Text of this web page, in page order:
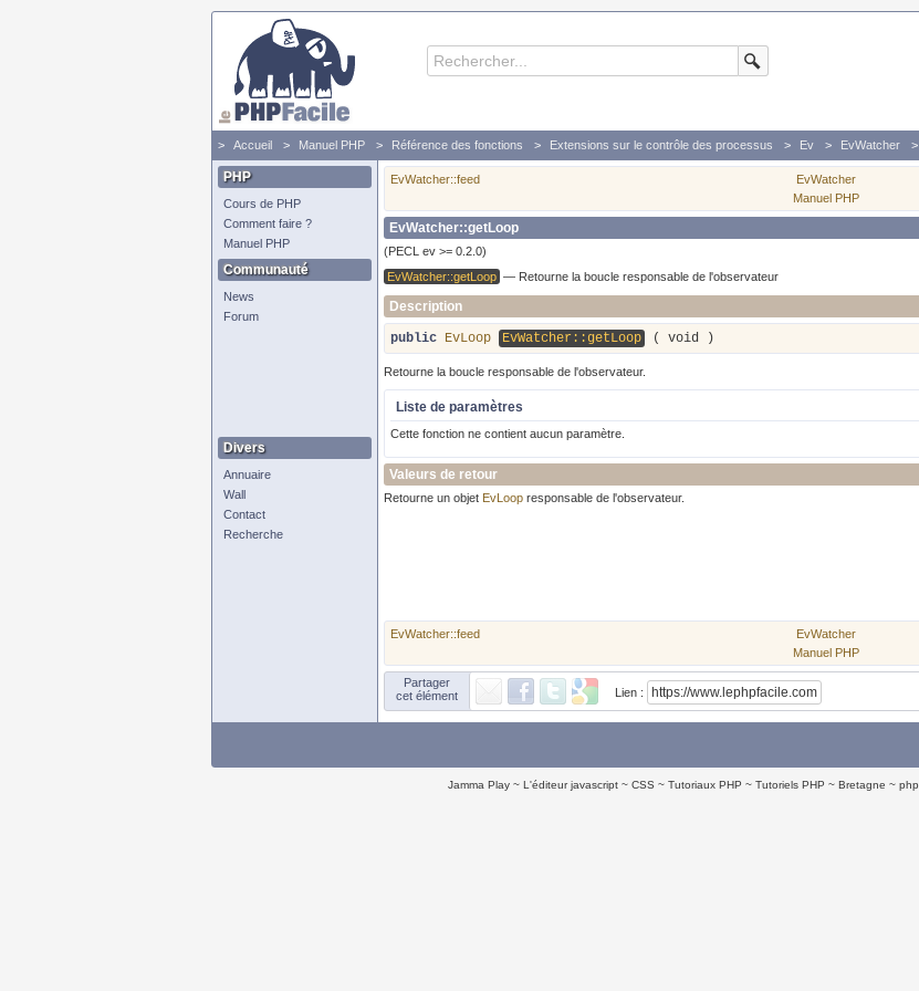
Accueil Manuel PHP Référence des fonctions Extensions sur le contrôle des processus Ev EvWatcher
PHP
Cours de PHP
Comment faire ?
Manuel PHP
Communauté
News
Forum
Divers
Annuaire
Wall
Contact
Recherche
EvWatcher::feed EvWatcher
Manuel PHP
EvWatcher::getLoop
(PECL ev >= 0.2.0)
EvWatcher::getLoop — Retourne la boucle responsable de l'observateur
Description
public EvLoop EvWatcher::getLoop ( void )
Retourne la boucle responsable de l'observateur.
Liste de paramètres
Cette fonction ne contient aucun paramètre.
Valeurs de retour
Retourne un objet EvLoop responsable de l'observateur.
EvWatcher::feed EvWatcher
Manuel PHP
Partager
cet élément
Lien :
Jamma Play L'éditeur javascript CSS Tutoriaux PHP Tutoriels PHP Bretagne php